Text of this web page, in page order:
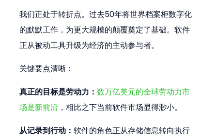
我们正处于转折点。过去50年将世界档案柜数字化
的默默工作，为更大规模的颠覆奠定了基础。软件
正从被动工具升级为经济的主动参与者。
关键要点清晰：
真正的目标是劳动力：数万亿美元的全球劳动力市
场是新前沿 ，相比之下当前软件市场显得渺小。
从记录到行动：软件的角色正从存储信息转向执行